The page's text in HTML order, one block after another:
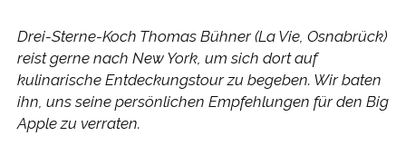
Drei-Sterne-Koch Thomas Bühner (La Vie, Osnabrück)
reist gerne nach New York, um sich dort auf
kulinarische Entdeckungstour zu begeben. Wir baten
ihn, uns seine persönlichen Empfehlungen für den Big
Apple zu verraten.